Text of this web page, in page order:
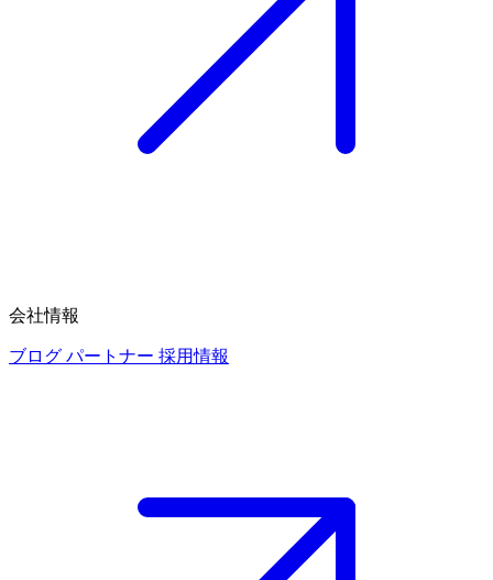
会社情報
ブログ パートナー 採用情報